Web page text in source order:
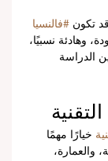
تكون #فالنسيا
وهادئة نسبيًا،
الدراسة
خيارًا مهمًا
والعمارة،